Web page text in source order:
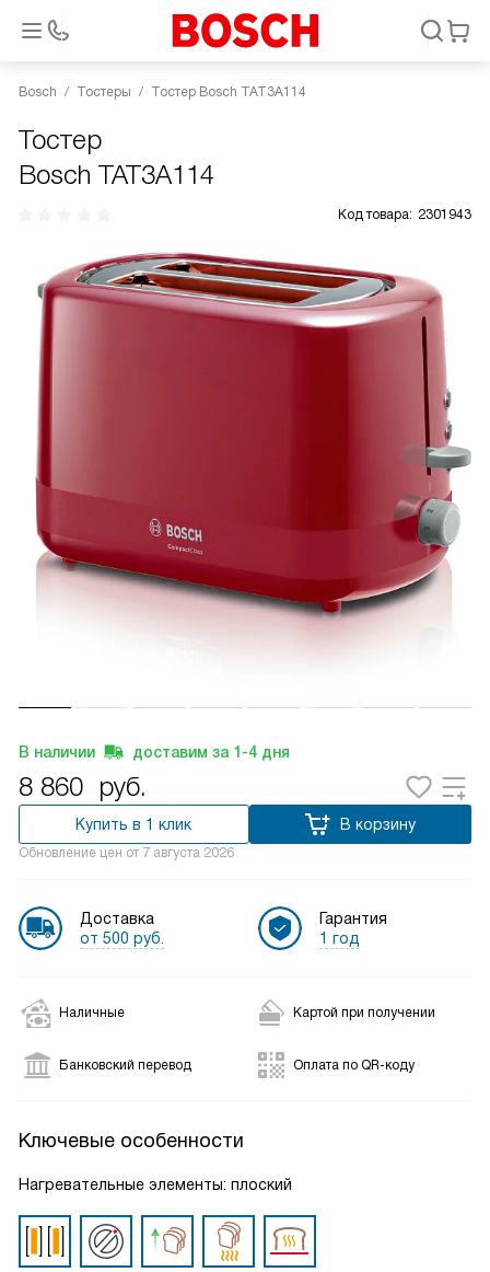
Bosch Тостеры Тостер Bosch TAT3A114
Тостер
Bosch TAT3A114
Код товара: 2301943
В наличии доставим за 1-4 дня
8 860 руб.
Купить в 1 клик В корзину
Обновление цен от 7 августа 2026
Доставка
от 500 руб.
Гарантия
1 год
Наличные Картой при получении
Банковский перевод Оплата по QR-коду
Ключевые особенности
Нагревательные элементы: плоский